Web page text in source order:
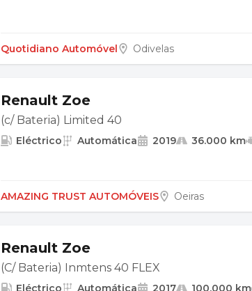
Quotidiano Automóvel Odivelas
Renault Zoe
(c/ Bateria) Limited 40
Eléctrico Automática 2019 36.000 km
AMAZING TRUST AUTOMÓVEIS Oeiras
Renault Zoe
(C/ Bateria) Inmtens 40 FLEX
Eléctrico Automática 2017 100.000 km